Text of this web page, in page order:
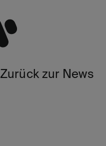
Zurück zur News